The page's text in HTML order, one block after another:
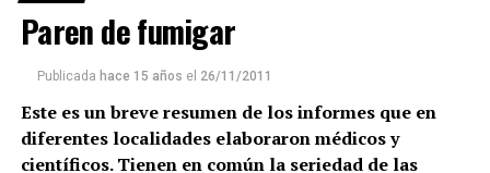
Paren de fumigar
Publicada hace 15 años el 26/11/2011
Este es un breve resumen de los informes que en
diferentes localidades elaboraron médicos y
científicos. Tienen en común la seriedad de las